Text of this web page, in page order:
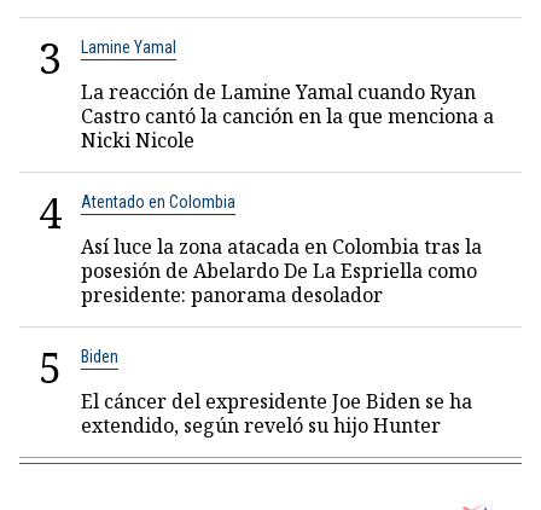
3 Lamine Yamal
La reacción de Lamine Yamal cuando Ryan
Castro cantó la canción en la que menciona a
Nicki Nicole
4 Atentado en Colombia
Así luce la zona atacada en Colombia tras la
posesión de Abelardo De La Espriella como
presidente: panorama desolador
5 Biden
El cáncer del expresidente Joe Biden se ha
extendido, según reveló su hijo Hunter